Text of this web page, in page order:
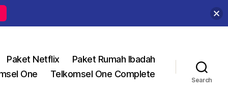
Paket Netflix
Paket Rumah Ibadah
One
Telkomsel One Complete
Search